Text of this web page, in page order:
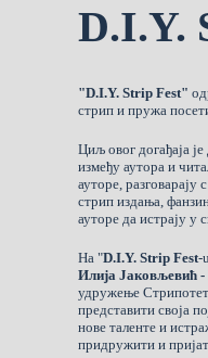
D.I.Y.
"D.I.Y. Strip Fest"
стрип и пружа
Циљ овог догађаја
између аутора и
ауторе,
стрип издања,
ауторе да истрају у
На "D.I.Y. Strip Fest-
Илија
удружење
представити своја
нове таленте и
придружити и